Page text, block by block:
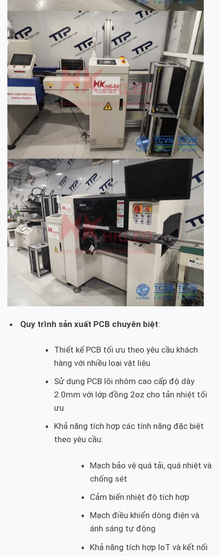
Quy trình sản xuất PCB chuyên biệt:
Thiết kế PCB tối ưu theo yêu cầu khách
hàng với nhiều loại vật liệu
Sử dụng PCB lõi nhôm cao cấp độ dày
2.0mm với lớp đồng 2oz cho tản nhiệt tối
ưu
Khả năng tích hợp các tính năng đặc biệt
theo yêu cầu:
Mạch bảo vệ quá tải, quá nhiệt và
chống sét
Cảm biến nhiệt độ tích hợp
Mạch điều khiển dòng điện và
ánh sáng tự động
Khả năng tích hợp IoT và kết nối